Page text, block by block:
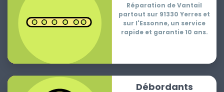
Réparation de Vantail
partout sur 91330 Yerres et
sur l'Essonne, un service
rapide et garantie 10 ans.
Débordants